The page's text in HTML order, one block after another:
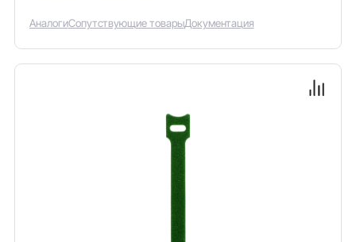
АналогиСопутствующие товарыДокументация